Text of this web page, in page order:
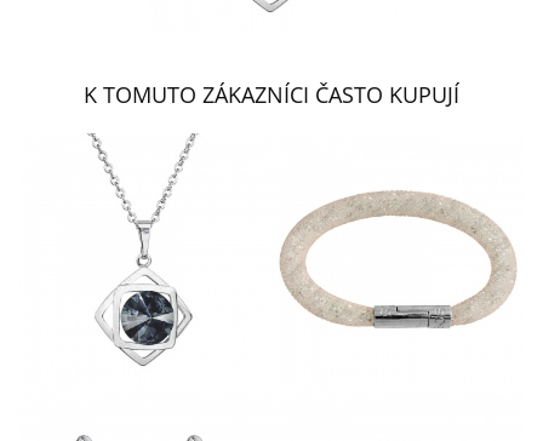
K TOMUTO ZÁKAZNÍCI ČASTO KUPUJÍ